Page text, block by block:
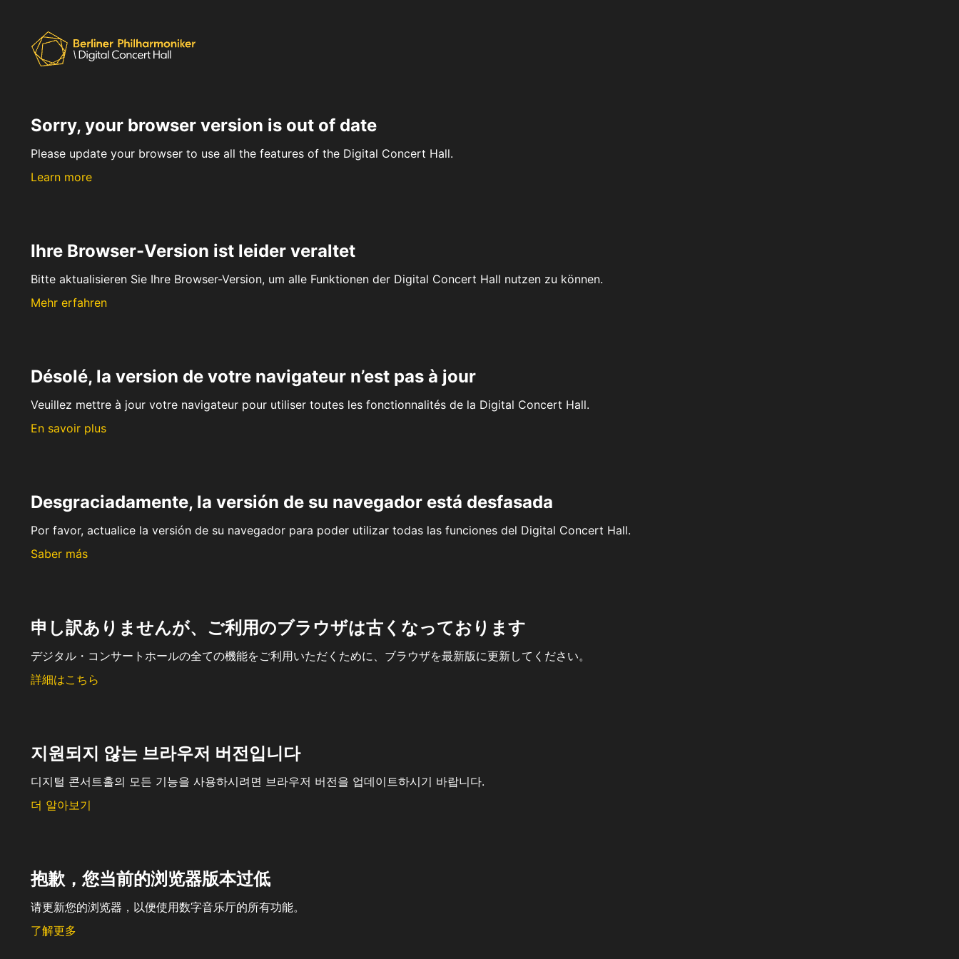
Sorry, your browser version is out of date
Please update your browser to use all the features of the Digital Concert Hall.
Learn more
Ihre Browser-Version ist leider veraltet
Bitte aktualisieren Sie Ihre Browser-Version, um alle Funktionen der Digital Concert Hall nutzen zu können.
Mehr erfahren
Désolé, la version de votre navigateur n’est pas à jour
Veuillez mettre à jour votre navigateur pour utiliser toutes les fonctionnalités de la Digital Concert Hall.
En savoir plus
Desgraciadamente, la versión de su navegador está desfasada
Por favor, actualice la versión de su navegador para poder utilizar todas las funciones del Digital Concert Hall.
Saber más
申し訳ありませんが、ご利用のブラウザは古くなっております
デジタル・コンサートホールの全ての機能をご利用いただくために、ブラウザを最新版に更新してください。
詳細はこちら
지원되지 않는 브라우저 버전입니다
디지털 콘서트홀의 모든 기능을 사용하시려면 브라우저 버전을 업데이트하시기 바랍니다.
더 알아보기
抱歉，您当前的浏览器版本过低
请更新您的浏览器，以便使用数字音乐厅的所有功能。
了解更多